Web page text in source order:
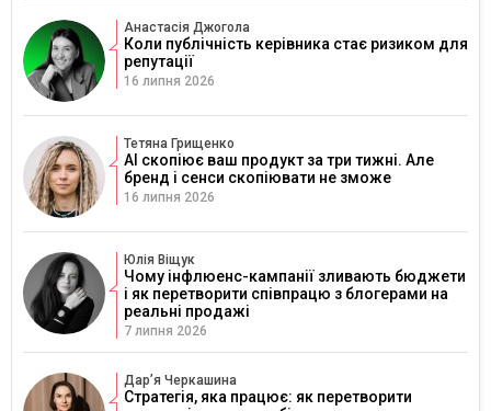
Анастасія Джогола
Коли публічність керівника стає ризиком для
репутації
16 липня 2026
Тетяна Грищенко
AI скопіює ваш продукт за три тижні. Але
бренд і сенси скопіювати не зможе
16 липня 2026
Юлія Віщук
Чому інфлюенс-кампанії зливають бюджети
і як перетворити співпрацю з блогерами на
реальні продажі
7 липня 2026
Дарʼя Черкашина
Стратегія, яка працює: як перетворити